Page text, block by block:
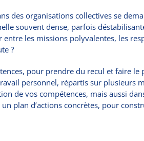
des organisations collectives se
souvent dense, parfois
les missions polyvalentes, les
?
pour prendre du recul et faire le
personnel, répartis sur plusieurs
de vos compétences, mais aussi
plan d’actions concrètes, pour